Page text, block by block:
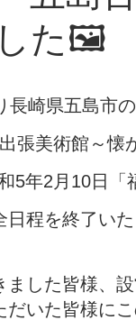
た🖼
長崎県五島市
張美術館～懐
5年2月10日
日程を終了いた
ました皆様、
だいた皆様に